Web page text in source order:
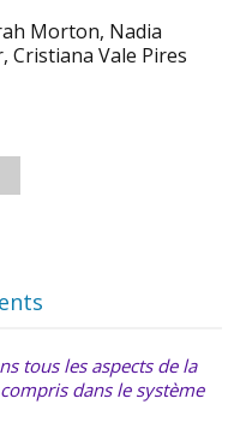
Morton, Nadia
Cristiana Vale Pires
tous les aspects de la
dans le système